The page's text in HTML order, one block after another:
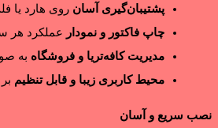
پشتیبان‌گیری آسان روی هارد یا
چاپ فاکتور و نمودار عملکرد هر
مدیریت کافه‌تریا و فروشگاه به
محیط کاربری زیبا و قابل تنظیم
نصب سریع و آسان